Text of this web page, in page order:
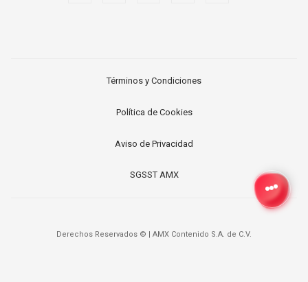
Términos y Condiciones
Política de Cookies
Aviso de Privacidad
SGSST AMX
Derechos Reservados © | AMX Contenido S.A. de C.V.